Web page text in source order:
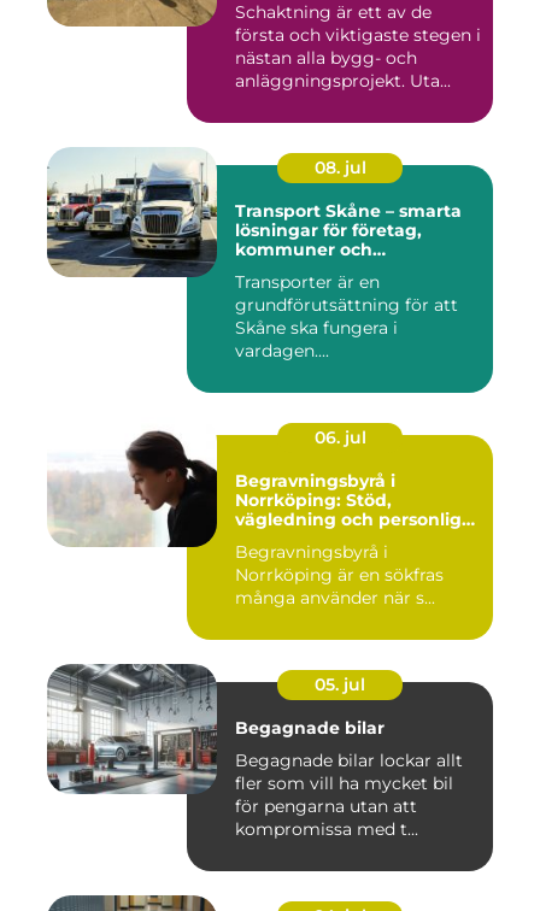
Schaktning är ett av de
första och viktigaste stegen i
nästan alla bygg- och
anläggningsprojekt. Uta...
08. jul
Transport Skåne – smarta
lösningar för företag,
kommuner och
Transporter är en
grundförutsättning för att
Skåne ska fungera i
vardagen....
06. jul
Begravningsbyrå i
Norrköping: Stöd,
vägledning och personliga
Begravningsbyrå i
Norrköping är en sökfras
många använder när s...
05. jul
Begagnade bilar
Begagnade bilar lockar allt
fler som vill ha mycket bil
för pengarna utan att
kompromissa med t...